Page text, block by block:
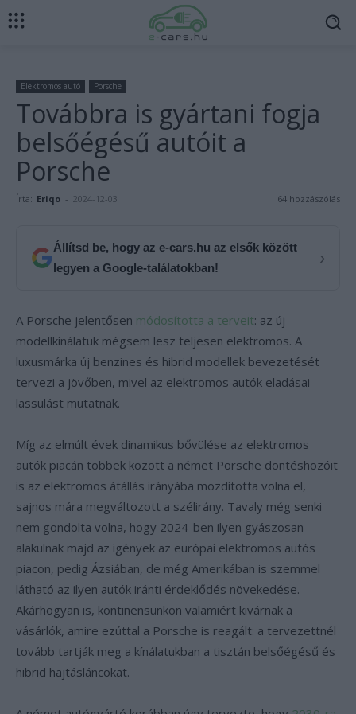
Elektromos autó Porsche
Továbbra is gyártani fogja
belsőégésű autóit a
Porsche
Írta: Eriqo - 2024-12-03 64 hozzászólás
Állítsd be, hogy az e-cars.hu az elsők között
legyen a Google-találatokban!
›
A Porsche jelentősen módosította a terveit: az új
modellkínálatuk mégsem lesz teljesen elektromos. A
luxusmárka új benzines és hibrid modellek bevezetését
tervezi a jövőben, mivel az elektromos autók eladásai
lassulást mutatnak.
Míg az elmúlt évek dinamikus bővülése az elektromos
autók piacán többek között a német Porsche döntéshozóit
is az elektromos átállás irányába mozdította volna el,
sajnos mára megváltozott a szélirány. Tavaly még senki
nem gondolta volna, hogy 2024-ben ilyen gyászosan
alakulnak majd az igények az európai elektromos autós
piacon, pedig Ázsiában, de még Amerikában is szemmel
látható az ilyen autók iránti érdeklődés növekedése.
Akárhogyan is, kontinensünkön valamiért kivárnak a
vásárlók, amire ezúttal a Porsche is reagált: a tervezettnél
tovább tartják meg a kínálatukban a tisztán belsőégésű és
hibrid hajtásláncokat.